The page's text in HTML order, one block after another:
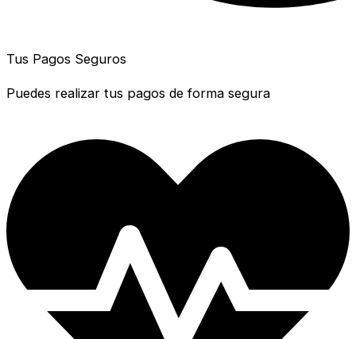
Tus Pagos Seguros
Puedes realizar tus pagos de forma segura